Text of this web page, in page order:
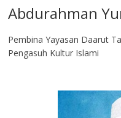
Abdurahman
Pembina Yayasan Daarut
Pengasuh Kultur Islami